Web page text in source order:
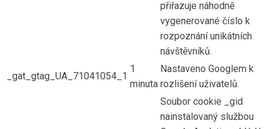
přiřazuje náhodně
vygenerované číslo k
rozpoznání unikátních
návštěvníků.
_gat_gtag_UA_71041054_1
1
minuta
Nastaveno Googlem k
rozlišení uživatelů.
Soubor cookie _gid
nainstalovaný službou